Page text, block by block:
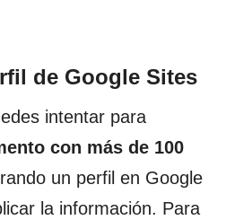
de Google Sites
intentar para
con más de 100
un perfil en Google
la información. Para